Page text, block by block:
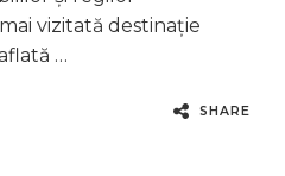
vizitată destinație
…
SHARE